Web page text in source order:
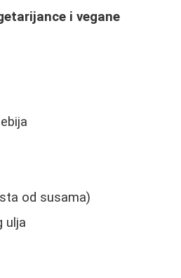
i vegane
od susama)
ulja